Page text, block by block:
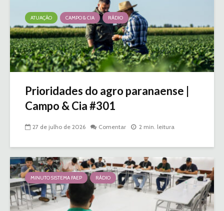
ATUAÇÃO CAMPO & CIA RÁDIO
Prioridades do agro paranaense |
Campo & Cia #301
27 de julho de 2026 Comentar 2 min. leitura
MINUTO SISTEMA FAEP RÁDIO